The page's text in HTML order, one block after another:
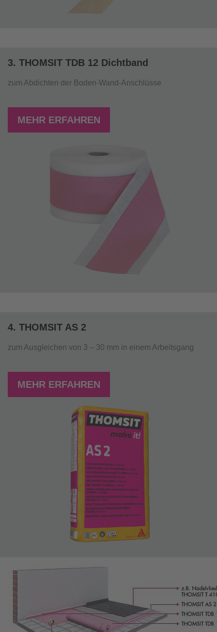
3. THOMSIT TDB 12 Dichtband
zum Abdichten der Boden-Wand-Anschlüsse
MEHR ERFAHREN
4. THOMSIT AS 2
zum Ausgleichen von 3 – 30 mm in einem Arbeitsgang
MEHR ERFAHREN